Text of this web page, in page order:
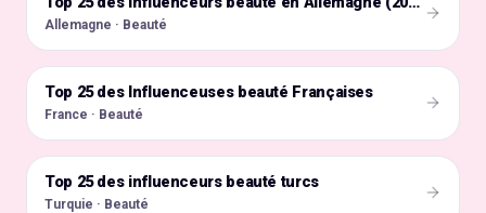
Allemagne · Beauté
🇫🇷
Top 25 des Influenceuses beauté Françaises
France · Beauté
🇹🇷
Top 25 des influenceurs beauté turcs
Turquie · Beauté